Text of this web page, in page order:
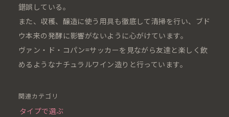
錯誤している。
また、収穫、醸造に使う用具も徹底して清掃を行い、ブド
ウ本来の発酵に影響がないように心がけています。
ヴァン・ド・コパン=サッカーを見ながら友達と楽しく飲
めるようなナチュラルワイン造りと行っています。
関連カテゴリ
タイプで選ぶ